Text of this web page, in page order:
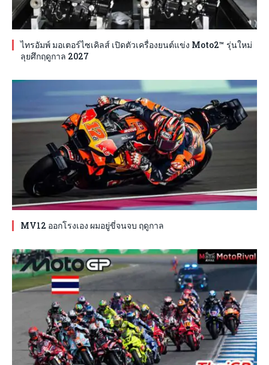
ไทรอัมพ์ มอเตอร์ไซเคิลส์ เปิดตัวเครื่องยนต์แข่ง Moto2™ รุ่นใหม่
ลุยศึกฤดูกาล 2027
MV12 ออกโรงเอง ผมอยู่ขี่จนจบ ฤดูกาล